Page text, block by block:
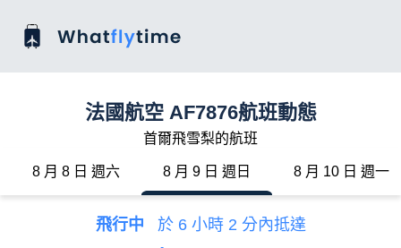
法國航空 AF7876航班動態
首爾飛雪梨的航班
8 月 8 日 週六 8 月 9 日 週日 8 月 10 日 週一
飛行中 於 6 小時 2 分內抵達